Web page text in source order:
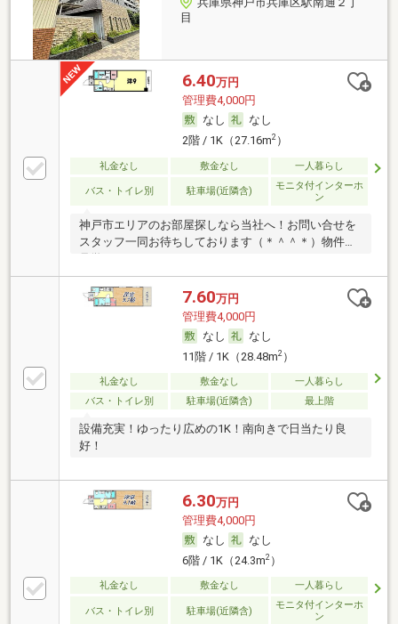
目
6.40万円
管理費4,000円
なし
なし
2階 / 1K（27.16m2）
礼金なし 敷金なし 一人暮らし
バス・トイレ別 駐車場(近隣含)
モニタ付インターホ
ン
神戸市エリアのお部屋探しなら当社へ！お問い合せを
スタッフ一同お待ちしております（＊＾＾＊）物件の
見学
7.60万円
管理費4,000円
なし
なし
11階 / 1K（28.48m2）
礼金なし 敷金なし
一人暮らし
バス・トイレ別
駐車場(近隣含) 最上階
設備充実！ゆったり広めの1K！南向きで日当たり良
好！
6.30万円
管理費4,000円
なし
なし
6階 / 1K（24.3m2）
礼金なし 敷金なし 一人暮らし
バス・トイレ別 駐車場(近隣含)
モニタ付インターホ
ン